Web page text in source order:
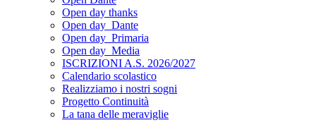
Open day thanks
Open day_Dante
Open day_Primaria
Open day_Media
ISCRIZIONI A.S. 2026/2027
Calendario scolastico
Realizziamo i nostri sogni
Progetto Continuità
La tana delle meraviglie